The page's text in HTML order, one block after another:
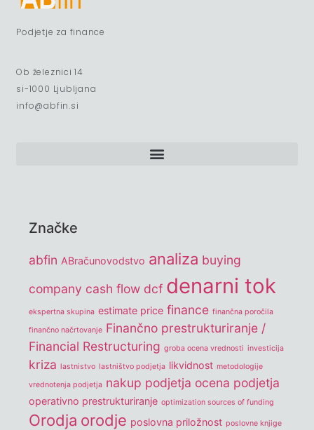
Podjetje za finance
Ob železnici 14
si-1000 Ljubljana
info@abfin.si
Značke
abfin ABračunovodstvo analiza buying
company cash flow dcf denarni tok
ekspertna skupina estimate price finance finančna poročila
finančno načrtovanje Finančno prestrukturiranje /
Financial Restructuring groba ocena vrednosti investicija
kriza lastnistvo lastništvo podjetja likvidnost metodologije
vrednotenja podjetja nakup podjetja ocena podjetja
operativno prestrukturiranje optimization sources of funding
Orodja orodje poslovna priložnost poslovne knjige